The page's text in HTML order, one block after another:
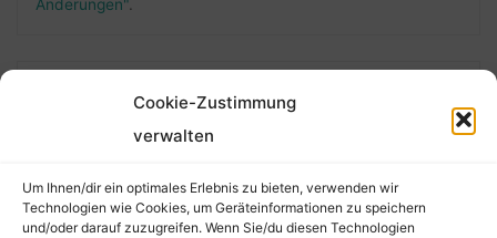
Cookie-Zustimmung
verwalten
Um Ihnen/dir ein optimales Erlebnis zu bieten, verwenden wir
Technologien wie Cookies, um Geräteinformationen zu speichern
und/oder darauf zuzugreifen. Wenn Sie/du diesen Technologien
Änderungen".
FOLLOW ME